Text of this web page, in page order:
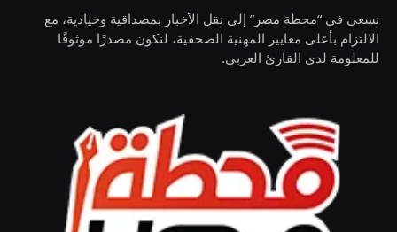
نسعى في “محطة مصر” إلى نقل الأخبار بمصداقية وحيادية، مع
الالتزام بأعلى معايير المهنية الصحفية، لنكون مصدرًا موثوقًا
للمعلومة لدى القارئ العربي.